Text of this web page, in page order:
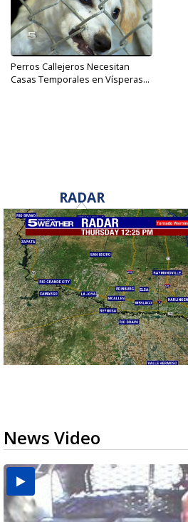
Perros Callejeros Necesitan
Casas Temporales en Vísperas...
RADAR
News Video